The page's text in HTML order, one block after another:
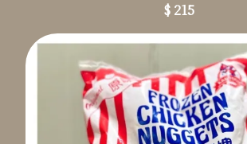
$ 215